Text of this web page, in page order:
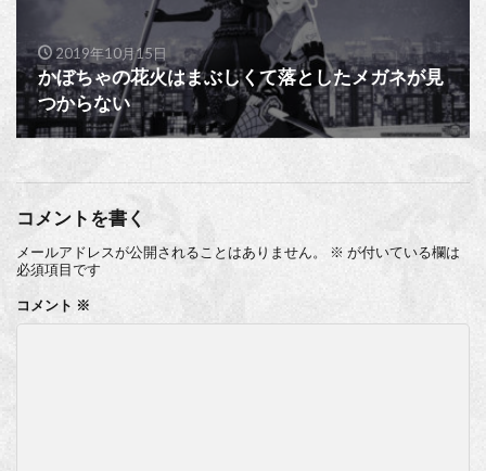
2019年10月15日
かぼちゃの花火はまぶしくて落としたメガネが見
つからない
コメントを書く
メールアドレスが公開されることはありません。 ※ が付いている欄は
必須項目です
コメント ※